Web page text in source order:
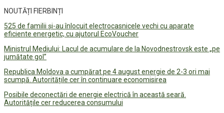
NOUTĂȚI FIERBINȚI
525 de familii și-au înlocuit electrocasnicele vechi cu aparate
eficiente energetic, cu ajutorul EcoVoucher
Ministrul Mediului: Lacul de acumulare de la Novodnestrovsk este „pe
jumătate gol”
Republica Moldova a cumpărat pe 4 august energie de 2-3 ori mai
scumpă. Autoritățile cer în continuare economisirea
Posibile deconectări de energie electrică în această seară.
Autoritățile cer reducerea consumului